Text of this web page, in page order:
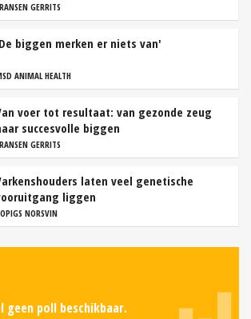
GERRITS
biggen merken er niets van'
ANIMAL HEALTH
voer tot resultaat: van gezonde zeug
succesvolle biggen
GERRITS
laten veel genetische
liggen
NORSVIN
geen poll beschikbaar.